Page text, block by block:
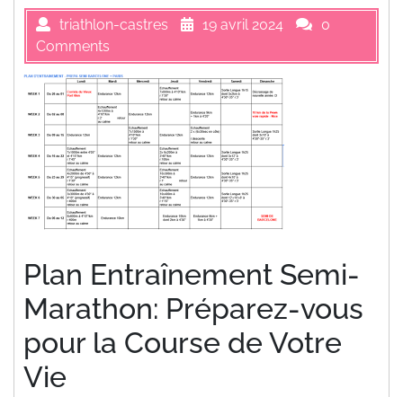
triathlon-castres 19 avril 2024
0
Comments
Plan Entraînement Semi-
Marathon: Préparez-vous
pour la Course de Votre
Vie